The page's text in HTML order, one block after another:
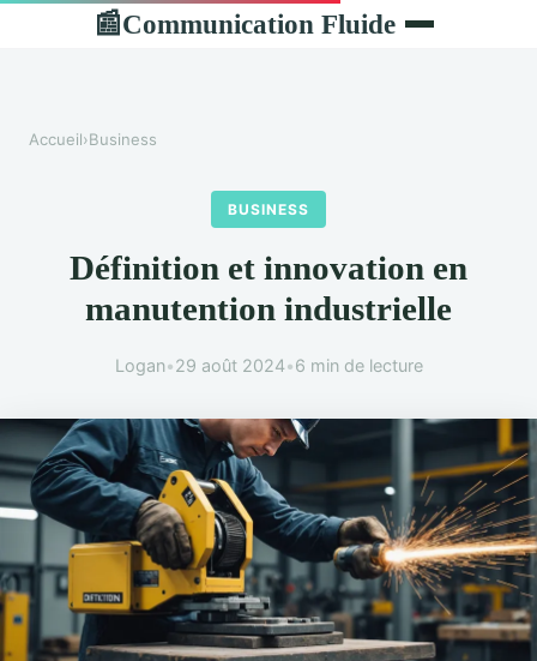
📰Communication Fluide
Accueil›Business
BUSINESS
Définition et innovation en
manutention industrielle
Logan•29 août 2024•6 min de lecture